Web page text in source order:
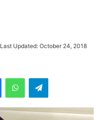
Last Updated: October 24, 2018